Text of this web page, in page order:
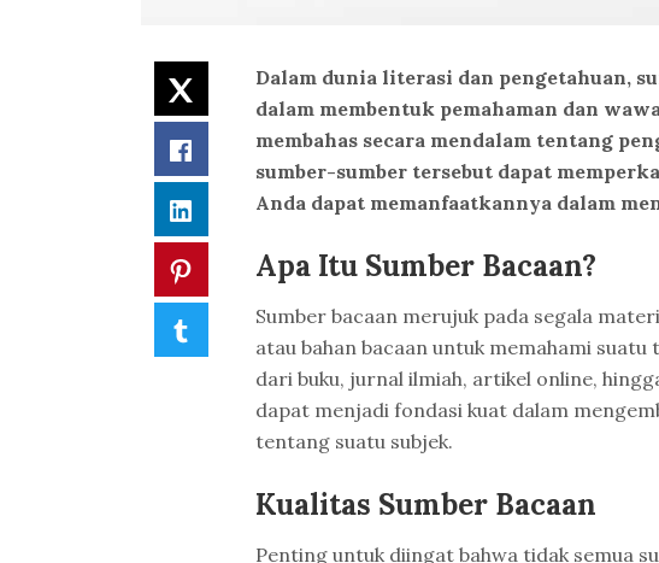
Twitter
Facebook
LinkedIn
Pinterest
Tumblr
Dalam dunia literasi dan pengetahuan,
dalam membentuk pemahaman dan
membahas secara mendalam tentang
sumber-sumber tersebut dapat
Anda dapat memanfaatkannya dalam
Apa Itu Sumber Bacaan?
Sumber bacaan merujuk pada segala
atau bahan bacaan untuk memahami
dari buku, jurnal ilmiah, artikel online,
dapat menjadi fondasi kuat dalam
tentang suatu subjek.
Kualitas Sumber Bacaan
Penting untuk diingat bahwa tidak semua